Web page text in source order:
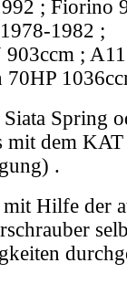
; Fiorino
1982 ;
;
70HP
Spring
dem KAT
.
mit Hilfe der